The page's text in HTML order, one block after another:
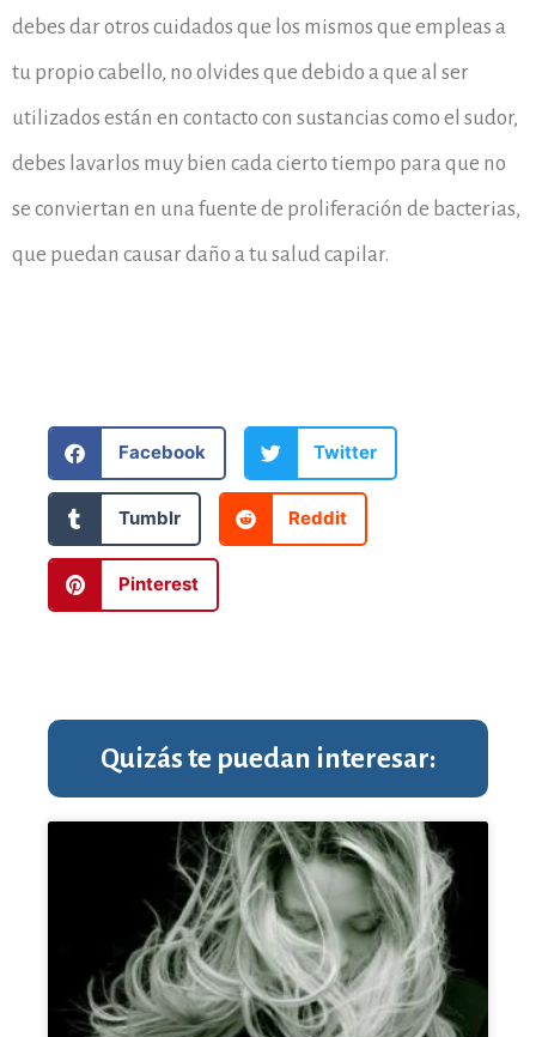
debes dar otros cuidados que los mismos que empleas a
tu propio cabello, no olvides que debido a que al ser
utilizados están en contacto con sustancias como el sudor,
debes lavarlos muy bien cada cierto tiempo para que no
se conviertan en una fuente de proliferación de bacterias,
que puedan causar daño a tu salud capilar.
Facebook Twitter
Tumblr Reddit
Pinterest
Quizás te puedan interesar: